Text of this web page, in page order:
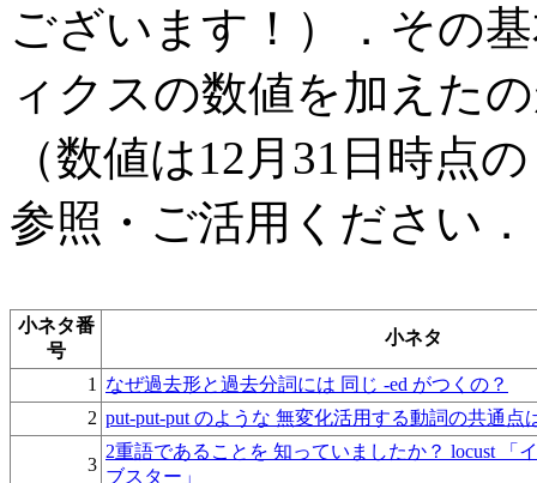
ございます！）．その
ィクスの数値を加えた
（数値は12月31日時点
参照・ご活用ください．
小ネタ番
号
小ネタ
1
なぜ過去形と過去分詞には 同じ -ed がつくの？
2 put-put-put のような 無変化活用する動詞の共通点
3
2重語であることを 知っていましたか？ locust 「
ブスター」